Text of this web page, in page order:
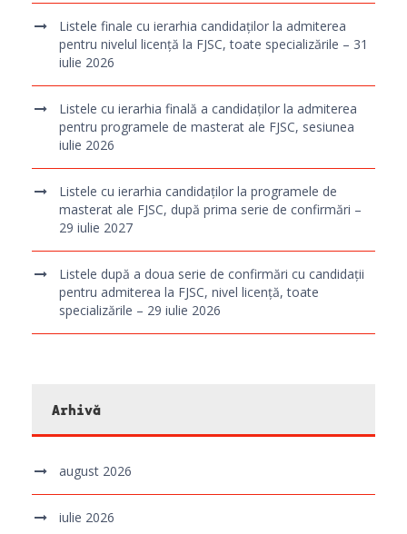
Listele finale cu ierarhia candidaților la admiterea
pentru nivelul licență la FJSC, toate specializările – 31
iulie 2026
Listele cu ierarhia finală a candidaților la admiterea
pentru programele de masterat ale FJSC, sesiunea
iulie 2026
Listele cu ierarhia candidaților la programele de
masterat ale FJSC, după prima serie de confirmări –
29 iulie 2027
Listele după a doua serie de confirmări cu candidații
pentru admiterea la FJSC, nivel licență, toate
specializările – 29 iulie 2026
Arhivă
august 2026
iulie 2026